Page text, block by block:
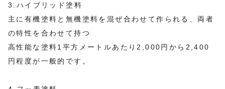
3.ハイブリッド塗料
主に有機塗料と無機塗料を混ぜ合わせて作られる、両者
の特性を合わせて持つ
高性能な塗料1平方メートルあたり2,000円から2,400
円程度が一般的です。